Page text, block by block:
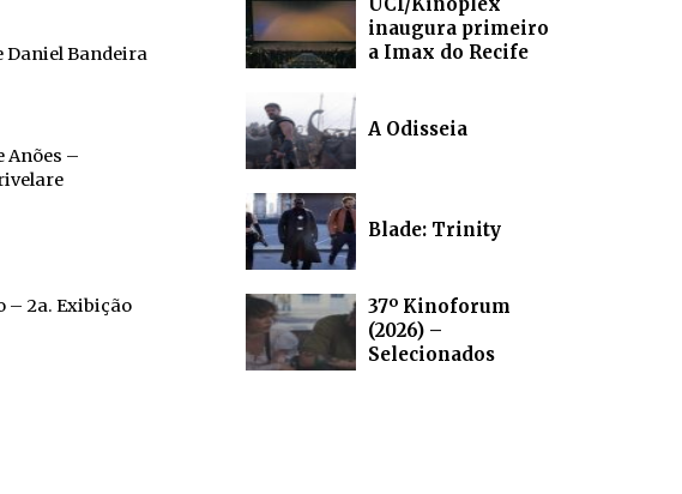
Daniel Bandeira
Anões –
– 2a. Exibição
inaugura primeiro
a Imax do Recife
A Odisseia
Blade: Trinity
37º Kinoforum
(2026) –
Selecionados